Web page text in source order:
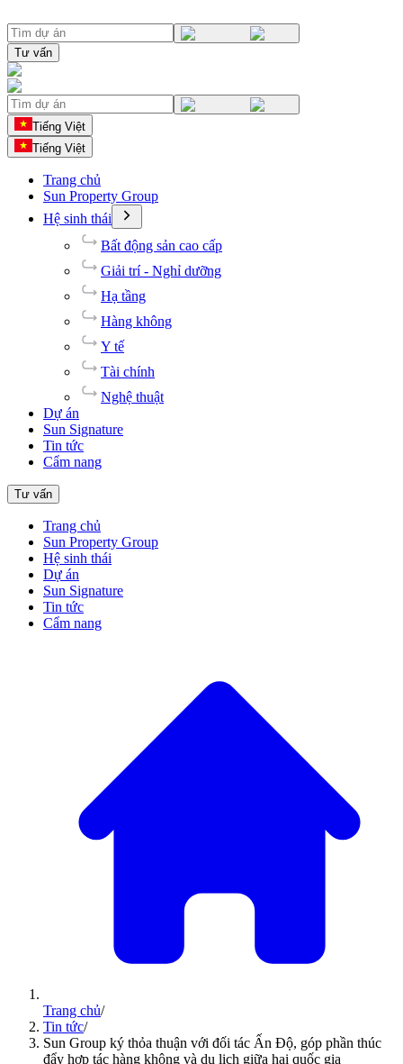
Tư vấn
Tiếng Việt
Tiếng Việt
Trang chủ
Sun Property Group
Hệ sinh thái
Bất động sản cao cấp
Giải trí - Nghỉ dưỡng
Hạ tầng
Hàng không
Y tế
Tài chính
Nghệ thuật
Dự án
Sun Signature
Tin tức
Cẩm nang
Tư vấn
Trang chủ
Sun Property Group
Hệ sinh thái
Dự án
Sun Signature
Tin tức
Cẩm nang
Trang chủ/
Tin tức/
Sun Group ký thỏa thuận với đối tác Ấn Độ, góp phần thúc
đẩy hợp tác hàng không và du lịch giữa hai quốc gia